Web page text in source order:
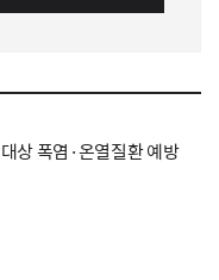
상 폭염·온열질환 예방